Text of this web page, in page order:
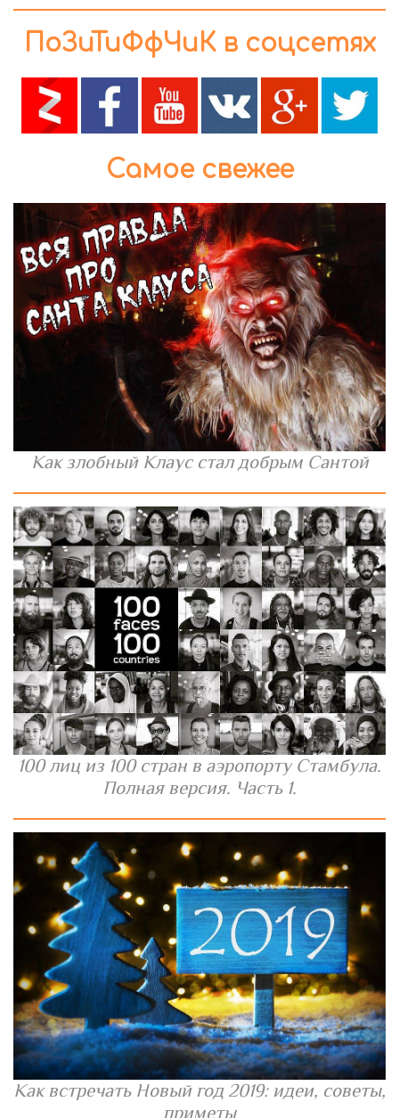
ПоЗиТиФфЧиК в соцсетях
Самое свежее
Как злобный Клаус стал добрым Сантой
100 лиц из 100 стран в аэропорту Стамбула.
Полная версия. Часть 1.
Как встречать Новый год 2019: идеи, советы,
приметы